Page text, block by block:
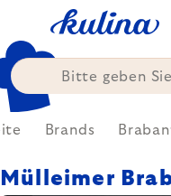
springen
Brands
Mülleimer